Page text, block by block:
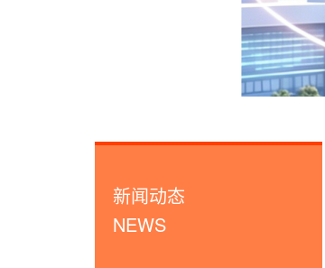
新闻动态
NEWS